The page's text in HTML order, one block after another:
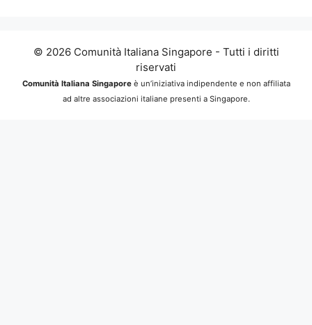
© 2026 Comunità Italiana Singapore - Tutti i diritti
riservati
Comunità Italiana Singaporeè un’iniziativa indipendente e non affiliata
ad altre associazioni italiane presenti a Singapore.